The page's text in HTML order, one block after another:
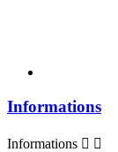
Informations
Informations  